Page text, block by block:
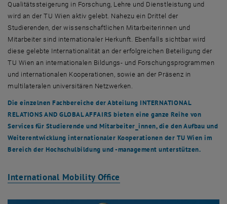
Qualitätssteigerung in Forschung, Lehre und Dienstleistung und
wird an der TU Wien aktiv gelebt. Nahezu ein Drittel der
Studierenden, der wissenschaftlichen Mitarbeiterinnen und
Mitarbeiter sind internationaler Herkunft. Ebenfalls sichtbar wird
diese gelebte Internationalität an der erfolgreichen Beteiligung der
TU Wien an internationalen Bildungs- und Forschungsprogrammen
und internationalen Kooperationen, sowie an der Präsenz in
multilateralen universitären Netzwerken.
Die einzelnen Fachbereiche der Abteilung INTERNATIONAL
RELATIONS AND GLOBAL AFFAIRS bieten eine ganze Reihe von
Services für Studierende und Mitarbeiter_innen, die den Aufbau und
Weiterentwicklung internationaler Kooperationen der TU Wien im
Bereich der Hochschulbildung und -management unterstützen.
International Mobility Office